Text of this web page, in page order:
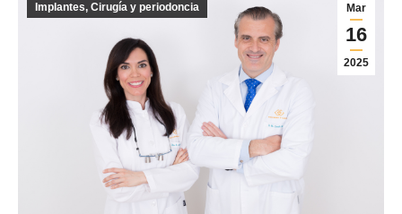
Mar
16
2025
Implantes, Cirugía y periodoncia